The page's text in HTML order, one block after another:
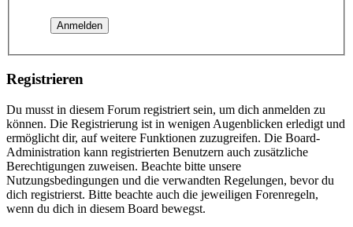
Registrieren
Du musst in diesem Forum registriert sein, um dich anmelden zu
können. Die Registrierung ist in wenigen Augenblicken erledigt und
ermöglicht dir, auf weitere Funktionen zuzugreifen. Die Board-
Administration kann registrierten Benutzern auch zusätzliche
Berechtigungen zuweisen. Beachte bitte unsere
Nutzungsbedingungen und die verwandten Regelungen, bevor du
dich registrierst. Bitte beachte auch die jeweiligen Forenregeln,
wenn du dich in diesem Board bewegst.